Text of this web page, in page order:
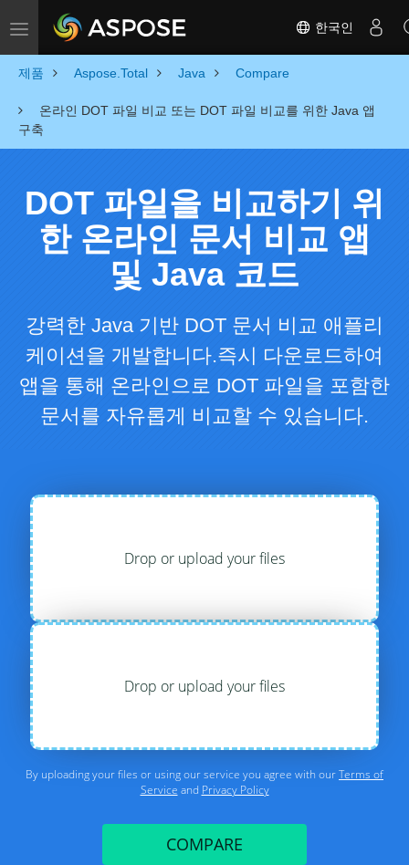
Toggle navigation 한국인
제품 Aspose.Total Java Compare
온라인 DOT 파일 비교 또는 DOT 파일 비교를 위한 Java 앱
구축
DOT 파일을 비교하기 위
한 온라인 문서 비교 앱
및 Java 코드
강력한 Java 기반 DOT 문서 비교 애플리
케이션을 개발합니다.즉시 다운로드하여
앱을 통해 온라인으로 DOT 파일을 포함한
문서를 자유롭게 비교할 수 있습니다.